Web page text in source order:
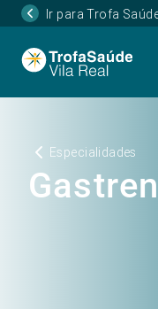
Ir para Trofa
Especialidades